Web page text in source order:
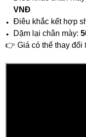
VNĐ
Điêu khắc kết hợp
Dặm lại chân mày:
👉 Giá có thể thay